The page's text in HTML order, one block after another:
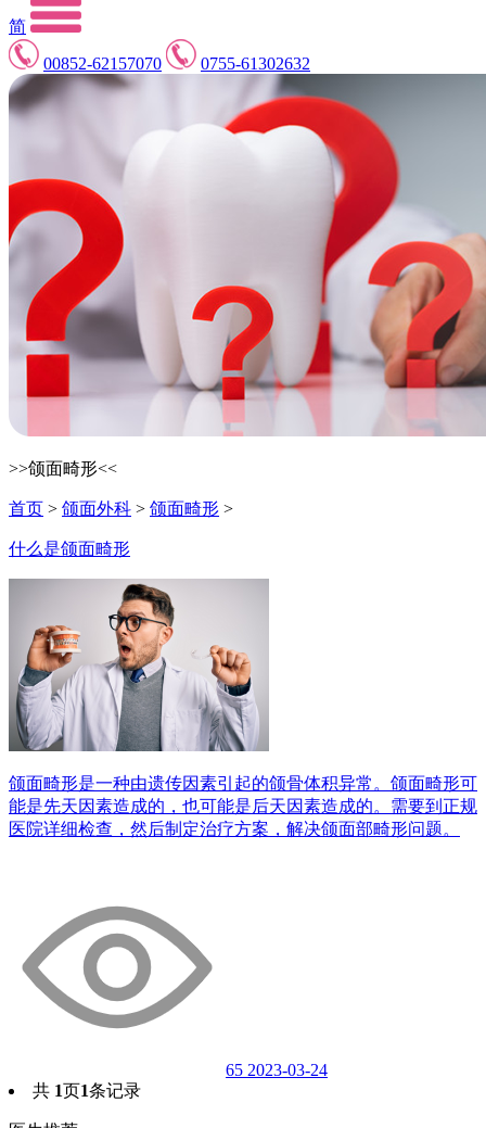
简
00852-62157070
0755-61302632
>>颌面畸形<<
首页 > 颌面外科 > 颌面畸形 >
什么是颌面畸形
颌面畸形是一种由遗传因素引起的颌骨体积异常。颌面畸形可
能是先天因素造成的，也可能是后天因素造成的。需要到正规
医院详细检查，然后制定治疗方案，解决颌面部畸形问题。
65 2023-03-24
共 1页1条记录